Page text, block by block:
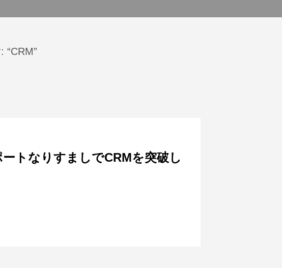
“CRM”
トなりすましでCRMを突破し